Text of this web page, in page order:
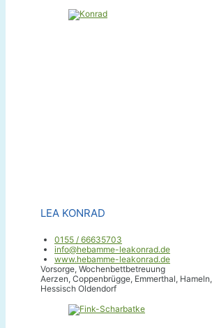
LEA KONRAD
0155 / 66635703
info@hebamme-leakonrad.de
www.hebamme-leakonrad.de
Vorsorge, Wochenbettbetreuung
Aerzen, Coppenbrügge, Emmerthal, Hameln,
Hessisch Oldendorf